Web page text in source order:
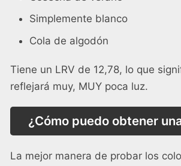
Simplemente blanco
Cola de algodón
Tiene un LRV de 12,78, lo que
reflejará muy, MUY poca luz.
¿Cómo puedo obtener
La mejor manera de probar los